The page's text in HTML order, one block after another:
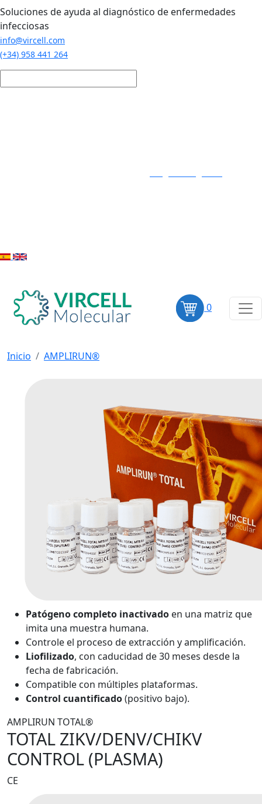
Pasar al contenido principal
Soluciones de ayuda al diagnóstico de enfermedades
infecciosas
info@vircell.com
(+34) 958 441 264
0
Inicio AMPLIRUN®
Patógeno completo inactivado en una matriz que
imita una muestra humana.
Controle el proceso de extracción y amplificación.
Liofilizado, con caducidad de 30 meses desde la
fecha de fabricación.
Compatible con múltiples plataformas.
Control cuantificado(positivo bajo).
AMPLIRUN TOTAL®
TOTAL ZIKV/DENV/CHIKV
CONTROL (PLASMA)
CE